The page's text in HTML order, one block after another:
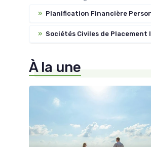
» Planification Financière
» Sociétés Civiles de Placement
À la une